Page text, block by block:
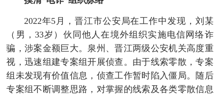
2022年5月，晋江市公安局在工作中发现，刘某
（男，33岁）伙同他人在境外组织实施电信网络诈
骗，涉案金额巨大。泉州、晋江两级公安机关高度重
视，迅速组建专案组开展侦查。由于线索零散，专案
组未发现有价值信息，侦查工作暂时陷入僵局。随后
专案组不断调整思路，对掌握的线索及各类零散信息